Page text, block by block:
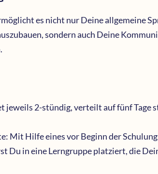
es nicht nur Deine allgemeine
sondern auch Deine
jeweils 2-stündig, verteilt auf fünf Tage
Mit Hilfe eines vor Beginn der
Du in eine Lerngruppe platziert, die